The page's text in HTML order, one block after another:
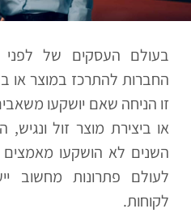
בעולם העסקים של
החברות להתרכז במוצר או
זו הניחה שאם יושקעו
או ביצירת מוצר זול
השנים לא הושקעו מאמצים
לעולם פתרונות מחשוב
לקוחות.